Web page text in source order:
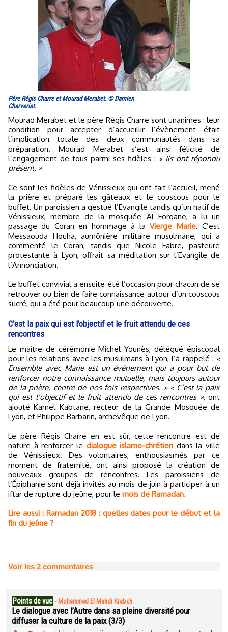
Père Régis Charre et Mourad Merabet. © Damien
Charveriat.
Mourad Merabet et le père Régis Charre sont unanimes : leur
condition pour accepter d’accueillir l’évènement était
l’implication totale des deux communautés dans sa
préparation. Mourad Merabet s’est ainsi félicité de
l’engagement de tous parmi ses fidèles : « Ils ont répondu
présent. »
Ce sont les fidèles de Vénissieux qui ont fait l’accueil, mené
la prière et préparé les gâteaux et le couscous pour le
buffet. Un paroissien a gestué l’Evangile tandis qu’un natif de
Vénissieux, membre de la mosquée Al Forqane, a lu un
passage du Coran en hommage à laVierge Marie. C’est
Messaouda Houha, aumônière militaire musulmane, qui a
commenté le Coran, tandis que Nicole Fabre, pasteure
protestante à Lyon, offrait sa méditation sur l’Evangile de
l’Annonciation.
Le buffet convivial a ensuite été l’occasion pour chacun de se
retrouver ou bien de faire connaissance autour d’un couscous
sucré, qui a été pour beaucoup une découverte.
C’est la paix qui est l’objectif et le fruit attendu de ces
rencontres
Le maître de cérémonie Michel Younès, délégué épiscopal
pour les relations avec les musulmans à Lyon, l’a rappelé : «
Ensemble avec Marie est un événement qui a pour but de
renforcer notre connaissance mutuelle, mais toujours autour
de la prière, centre de nos fois respectives. » « C’est la paix
qui est l’objectif et le fruit attendu de ces rencontres », ont
ajouté Kamel Kabtane, recteur de la Grande Mosquée de
Lyon, et Philippe Barbarin, archevêque de Lyon.
Le père Régis Charre en est sûr, cette rencontre est de
nature à renforcer le dialogue islamo-chrétien dans la ville
de Vénissieux. Des volontaires, enthousiasmés par ce
moment de fraternité, ont ainsi proposé la création de
nouveaux groupes de rencontres. Les paroissiens de
l’Épiphanie sont déjà invités au mois de juin à participer à un
iftar de rupture du jeûne, pour le mois de Ramadan.
Lire aussi : Ramadan 2018 : quelles dates pour le début et la
fin du jeûne ?
Voir les 2 commentaires
Points de vue - Mohammed El Mahdi Krabch
Le dialogue avec l’Autre dans sa pleine diversité pour
diffuser la culture de la paix (3/3)